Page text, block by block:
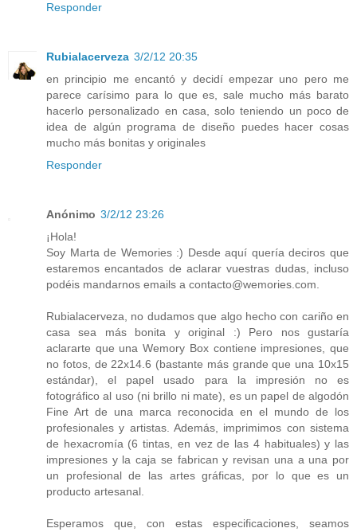
Responder
Rubialacerveza 3/2/12 20:35
en principio me encantó y decidí empezar uno pero me
parece carísimo para lo que es, sale mucho más barato
hacerlo personalizado en casa, solo teniendo un poco de
idea de algún programa de diseño puedes hacer cosas
mucho más bonitas y originales
Responder
Anónimo 3/2/12 23:26
¡Hola!
Soy Marta de Wemories :) Desde aquí quería deciros que
estaremos encantados de aclarar vuestras dudas, incluso
podéis mandarnos emails a contacto@wemories.com.
Rubialacerveza, no dudamos que algo hecho con cariño en
casa sea más bonita y original :) Pero nos gustaría
aclararte que una Wemory Box contiene impresiones, que
no fotos, de 22x14.6 (bastante más grande que una 10x15
estándar), el papel usado para la impresión no es
fotográfico al uso (ni brillo ni mate), es un papel de algodón
Fine Art de una marca reconocida en el mundo de los
profesionales y artistas. Además, imprimimos con sistema
de hexacromía (6 tintas, en vez de las 4 habituales) y las
impresiones y la caja se fabrican y revisan una a una por
un profesional de las artes gráficas, por lo que es un
producto artesanal.
Esperamos que, con estas especificaciones, seamos